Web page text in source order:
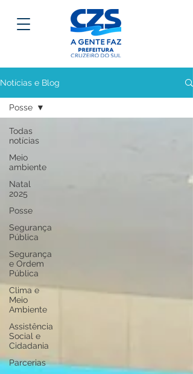
Notícias e Blog
Todas
notícias
Meio
ambiente
Natal
2025
Posse
Segurança
Pública
Segurança
e Ordem
Pública
Clima e
Meio
Ambiente
Assistência
Social e
Cidadania
Parcerias
Posse